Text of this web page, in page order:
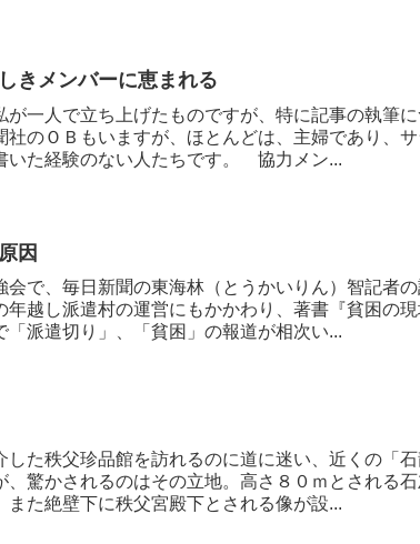
きメンバーに恵まれる
が一人で立ち上げたものですが、特に記事の執筆
社のＯＢもいますが、ほとんどは、主婦であり、
いた経験のない人たちです。 協力メン...
因
会で、毎日新聞の東海林（とうかいりん）智記者
年越し派遣村の運営にもかかわり、著書『貧困の
「派遣切り」、「貧困」の報道が相次い...
した秩父珍品館を訪れるのに道に迷い、近くの「
、驚かされるのはその立地。高さ８０ｍとされる
また絶壁下に秩父宮殿下とされる像が設...